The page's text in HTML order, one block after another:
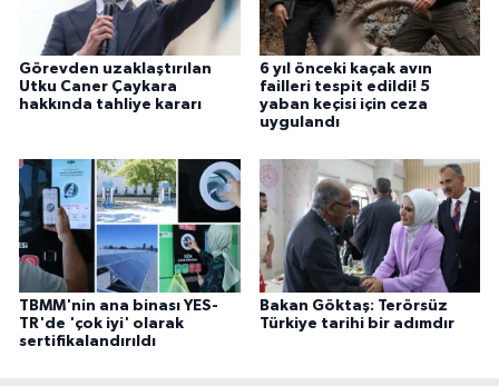
Görevden uzaklaştırılan
Utku Caner Çaykara
hakkında tahliye kararı
6 yıl önceki kaçak avın
failleri tespit edildi! 5
yaban keçisi için ceza
uygulandı
TBMM'nin ana binası YES-
TR'de 'çok iyi' olarak
sertifikalandırıldı
Bakan Göktaş: Terörsüz
Türkiye tarihi bir adımdır